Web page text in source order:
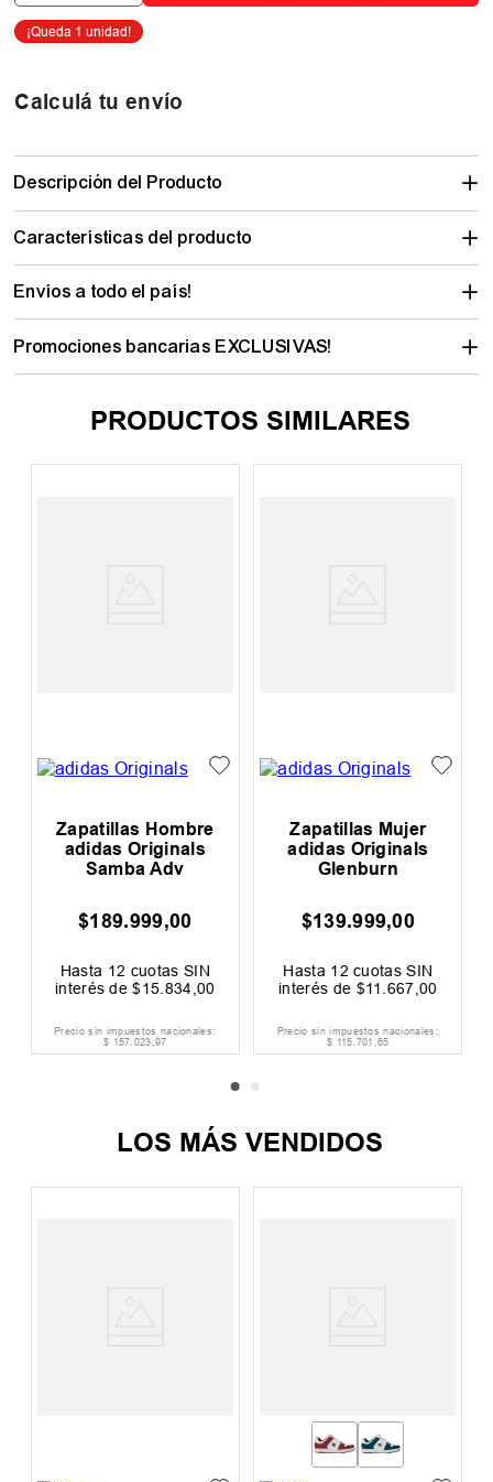
Calculá tu envío
Descripción del Producto
Características del producto
Envíos a todo el país!
Promociones bancarias EXCLUSIVAS!
PRODUCTOS SIMILARES
Zapatillas Hombre
adidas Originals
Samba Adv
$189.999,00
Hasta 12 cuotas SIN
interés de$15 834 00
Precio sin impuestos nacionales:
$ 157.023,97
Zapatillas Mujer
adidas Originals
Glenburn
$139.999,00
Hasta 12 cuotas SIN
interés de $11 667 00
Precio sin impuestos nacionales:
$ 115.701,65
LOS MÁS VENDIDOS